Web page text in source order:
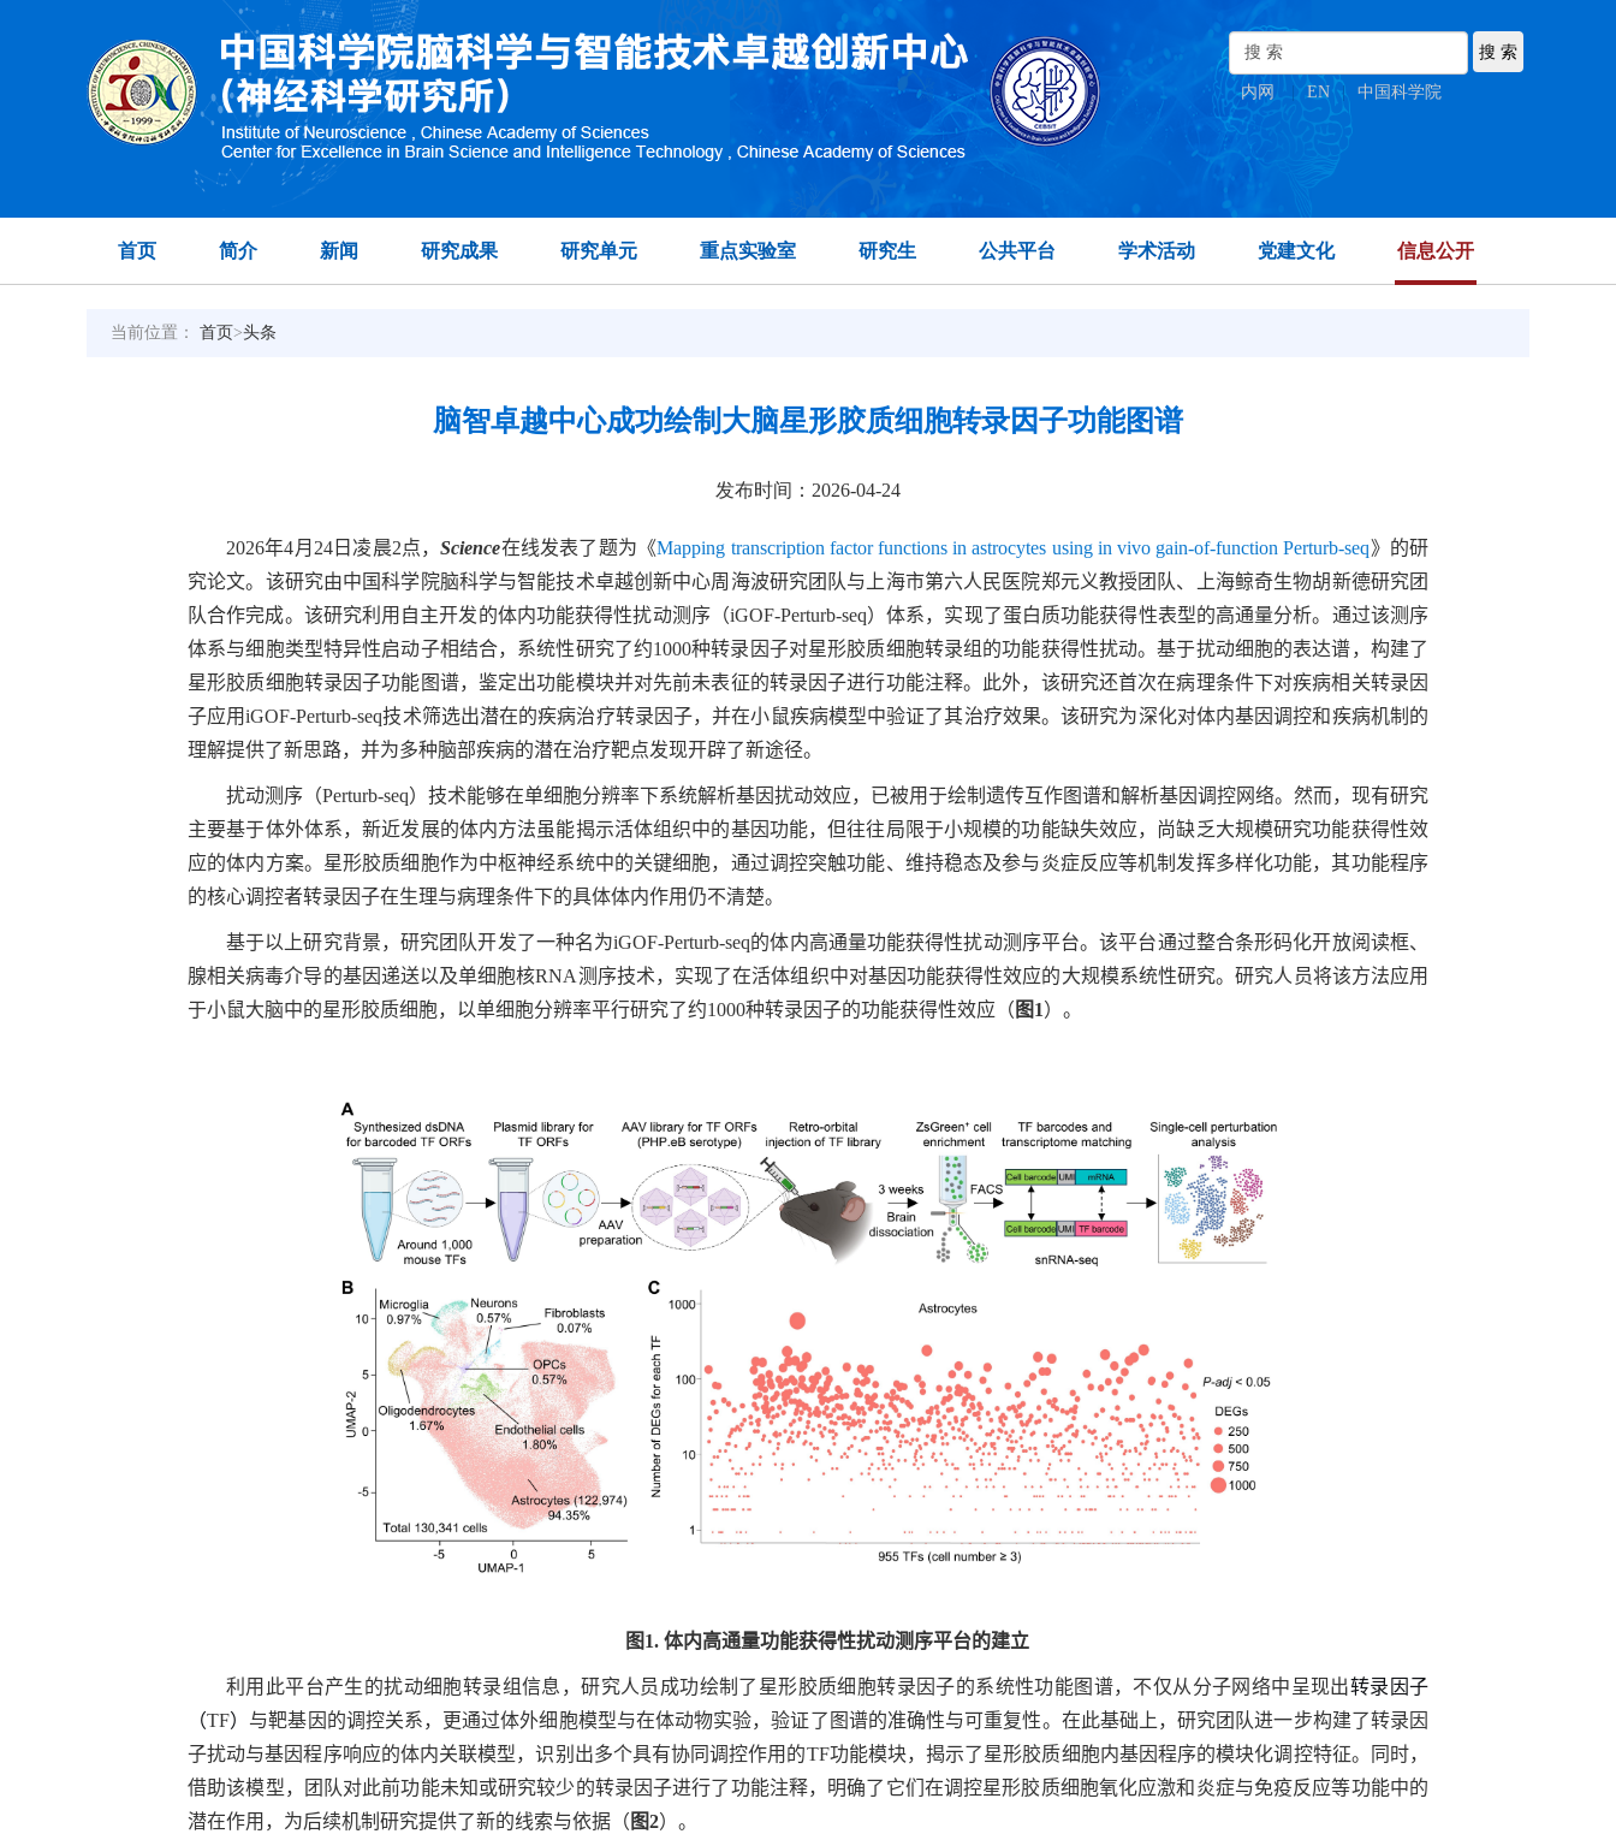
内网 EN | 中国科学院
首页 简介 新闻 研究成果 研究单元 重点实验室 研究生 公共平台 学术活动 党建文化 信息公开
当前位置： 首页>头条
脑智卓越中心成功绘制大脑星形胶质细胞转录因子功能图谱
发布时间：2026-04-24
2026年4月 24日凌晨2点，Science在线发表了题为《Mapping transcription factor functions in astrocytes using in vivo gain-of-function Perturb-seq》的研
究论文。该研究由中国科学院脑科学与智能技术卓越创新中心周海波研究团队与上海市第六人民医院郑元义教授团队、
上海鲸奇生物胡新德研究团
队合作完成。该研究利用自主开发的体内功能获得性扰动测序（iGOF-Perturb-seq）体系，实现了蛋白质功能获得性表型的高通量分析。通过该测序
体系与细胞类型特异性启动子相结合，系统性研究了约1000种转录因子对星形胶质细胞转录组的功能获得性扰动。基于扰动细胞的表达谱，构建了
星形胶质细胞转录因子功能图谱，鉴定出功能模块并对先前未表征的转录因子进行功能注释。此外，该研究还首次在病理条件下对疾病相关转录因
子应用iGOF-Perturb-seq技术筛选出潜在的疾病治疗转录因子，并在小鼠疾病模型中验证了其治疗效果。该研究为深化对体内基因调控和疾病机制的
理解提供了新思路，并为多种脑部疾病的潜在治疗靶点发现开辟了新途径。
扰动测序（Perturb-seq）技术能够在单细胞分辨率下系统解析基因扰动效应，已被用于绘制遗传互作图谱和解析基因调控网络。然而，现有研究
主要基于体外体系，新近发展的体内方法虽能揭示活体组织中的基因功能，但往往局限于小规模的功能缺失效应，尚缺乏大规模研究功能获得性效
应的体内方案。星形胶质细胞作为中枢神经系统中的关键细胞，通过调控突触功能、维持稳态及参与炎症反应等机制发挥多样化功能，其功能程序
的核心调控者转录因子在生理与病理条件下的具体体内作用仍不清楚。
基于以上研究背景，研究团队开发了一种名为iGOF-Perturb-seq的体内高通量功能获得性扰动测序平台。该平台通过整合条形码化开放阅读框、
腺相关病毒介导的基因递送以及单细胞核RNA测序技术，实现了在活体组织中对基因功能获得性效应的大规模系统性研究。研究人员将该方法应用
于小鼠大脑中的星形胶质细胞，以单细胞分辨率平行研究了约1000种转录因子的功能获得性效应（ 图1）。
图1. 体内高通量功能获得性扰动测序平台的建立
利用此平台产生的扰动细胞转录组信息，研究人员成功绘制了星形胶质细胞转录因子的系统性功能图谱，不仅从分子网络中呈现出转录因子
（TF） 与靶基因的调控关系，更通过体外细胞模型与在体动物实验，验证了图谱的准确性与可重复性。在此基础上，研究团队进一步构建了转录因
子扰动与基因程序响应的体内关联模型，识别出多个具有协同调控作用的TF功能模块，揭示了星形胶质细胞内基因程序的模块化调控特征。同时，
借助该模型，团队对此前功能未知或研究较少的转录因子进行了功能注释，明确了它们在调控星形胶质细胞氧化应激和炎症与免疫反应等功能中的
潜在作用，为后续机制研究提供了新的线索与依据（ 图2）。